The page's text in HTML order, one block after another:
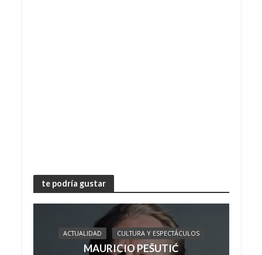
te podría gustar
ACTUALIDAD CULTURA Y ESPECTÁCULOS
MAURICIO PEŠUTIĆ